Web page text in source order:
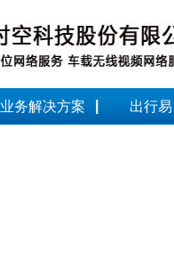
业务解决方案 出行易